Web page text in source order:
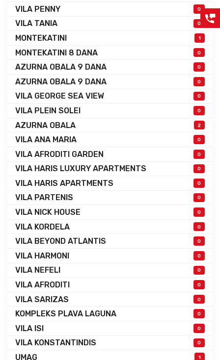
VILA PENNY 0
VILA TANIA 0
MONTEKATINI 1
MONTEKATINI 8 DANA 0
AZURNA OBALA 9 DANA 0
AZURNA OBALA 9 DANA 0
VILA GEORGE SEA VIEW 0
VILA PLEIN SOLEI 0
AZURNA OBALA 2
VILA ANA MARIA 0
VILA AFRODITI GARDEN 0
VILA HARIS LUXURY APARTMENTS 0
VILA HARIS APARTMENTS 0
VILA PARTENIS 0
VILA NICK HOUSE 0
VILA KORDELA 0
VILA BEYOND ATLANTIS 0
VILA HARMONI 0
VILA NEFELI 0
VILA AFRODITI 0
VILA SARIZAS 0
KOMPLEKS PLAVA LAGUNA 0
VILA ISI 0
VILA KONSTANTINDIS 0
UMAG 1